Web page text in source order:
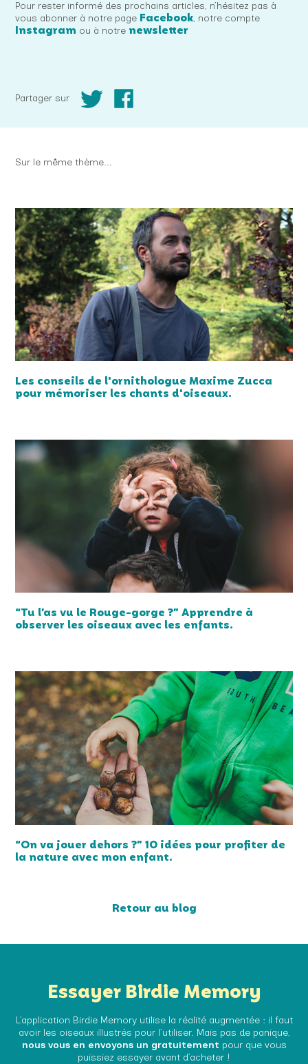
Pour rester informé des prochains articles, n’hésitez pas à
vous abonner à notre page Facebook, notre compte
Instagram ou à notre newsletter
Partager sur
Sur le même thème...
Les conseils de l'ornithologue Maxime Zucca
pour mémoriser les chants d'oiseaux.
“Tu l’as vu le Rouge-gorge ?” Apprendre à
observer les oiseaux avec les enfants.
“On va jouer dehors ?” 10 idées pour profiter de
la nature avec mon enfant.
Retour au blog
Essayer Birdie Memory
L’application Birdie Memory utilise la réalité augmentée : il faut
avoir les oiseaux illustrés pour l’utiliser. Mais pas de panique,
nous vous en envoyons un gratuitement pour que vous
puissiez essayer avant d’acheter !